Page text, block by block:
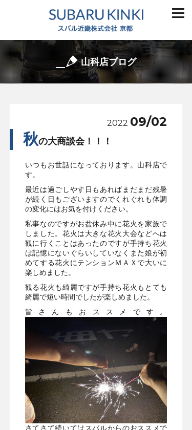
山科店ブログ
2022 09/02
秋の大商談会！！！
いつもお世話になっております。山科店で
す。
最近は過ごしやす日もあればまだまだ残暑
が続く日もございますのでくれぐれも体調
の変化にはお気を付けください。
私事なのですがお盆休み中に花火を家族で
しました。花火は大きな花火大会などへは
観に行くことはあったのですが手持ち花火
は記憶にないぐらいしていなくまた娘が初
めてする花火にテンションＭＡＸで大いに
楽しめました。
観る花火も綺麗ですが手持ち花火もとても
綺麗で短い時間でしたが楽しめました。
皆さんもおススメです。
さてさて続いてはスバルからのおススメで